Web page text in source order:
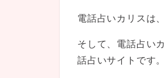
電話占いカリスは
そして、電話占い
話占いサイトです。